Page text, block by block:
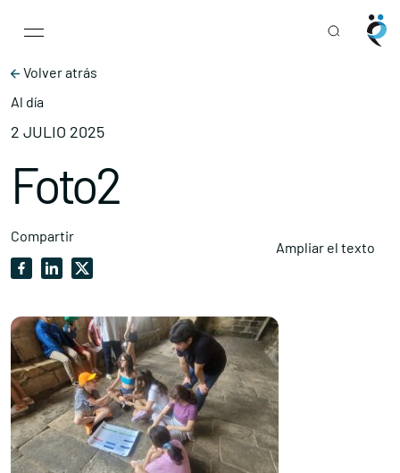
Main Navigation
Volver atrás
Al día
2 JULIO 2025
Foto2
Compartir
Ampliar el texto